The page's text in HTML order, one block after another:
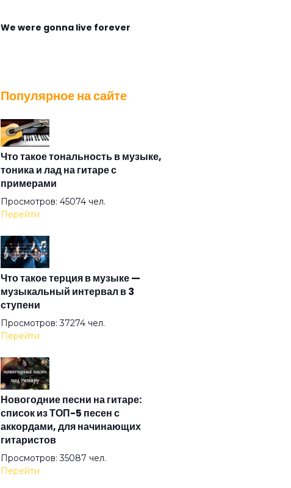
We were gonna live forever
Алиса
Алмазная душа
Амазонка
Ангел на свече
Ангел ясный
Ангел
Арена
Аристократы
Популярное на сайте
Что такое тональность в музыке,
тоника и лад на гитаре с
примерами
Просмотров: 45074 чел.
Перейти
Что такое терция в музыке —
музыкальный интервал в 3
ступени
Просмотров: 37274 чел.
Перейти
Новогодние песни на гитаре:
список из ТОП-5 песен с
аккордами, для начинающих
гитаристов
Просмотров: 35087 чел.
Перейти